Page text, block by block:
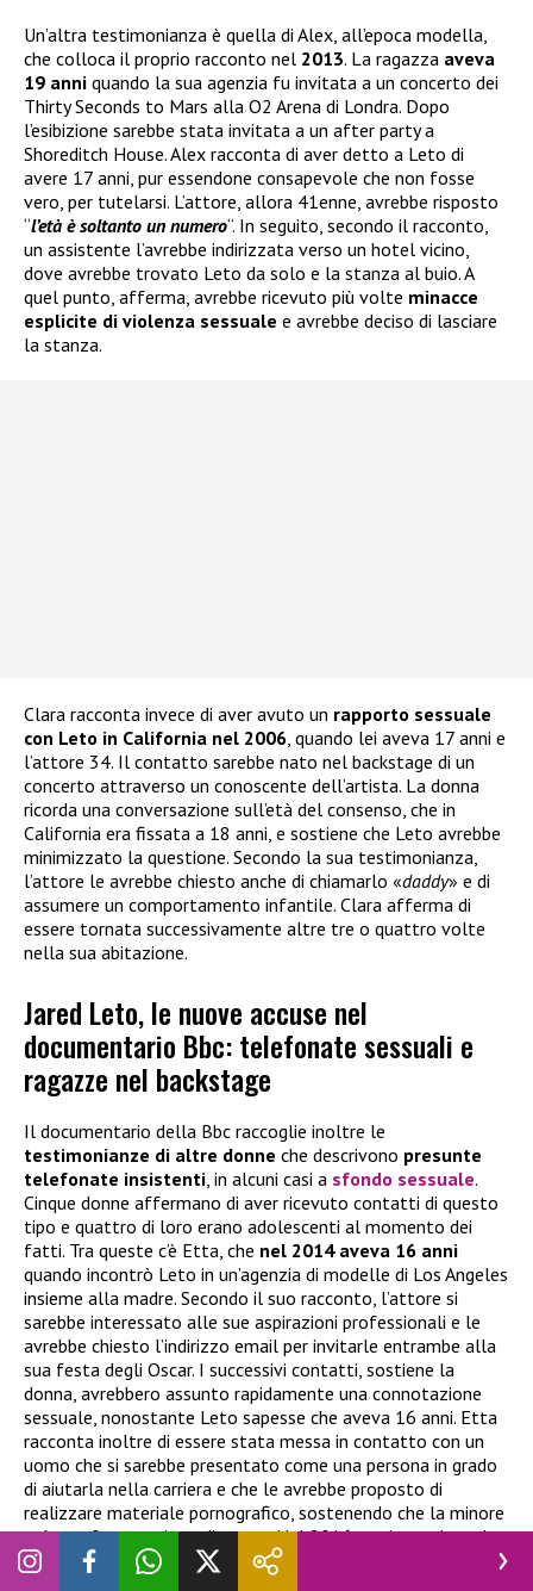
Un’altra testimonianza è quella di Alex, all’epoca modella,
che colloca il proprio racconto nel 2013. La ragazza aveva
19 anni quando la sua agenzia fu invitata a un concerto dei
Thirty Seconds to Mars alla O2 Arena di Londra. Dopo
l’esibizione sarebbe stata invitata a un after party a
Shoreditch House. Alex racconta di aver detto a Leto di
avere 17 anni, pur essendone consapevole che non fosse
vero, per tutelarsi. L’attore, allora 41enne, avrebbe risposto
“l’età è soltanto un numero“. In seguito, secondo il racconto,
un assistente l’avrebbe indirizzata verso un hotel vicino,
dove avrebbe trovato Leto da solo e la stanza al buio. A
quel punto, afferma, avrebbe ricevuto più volte minacce
esplicite di violenza sessuale e avrebbe deciso di lasciare
la stanza.
Clara racconta invece di aver avuto un rapporto sessuale
con Leto in California nel 2006 , quando lei aveva 17 anni e
l’attore 34. Il contatto sarebbe nato nel backstage di un
concerto attraverso un conoscente dell’artista. La donna
ricorda una conversazione sull’età del consenso, che in
California era fissata a 18 anni, e sostiene che Leto avrebbe
minimizzato la questione. Secondo la sua testimonianza,
l’attore le avrebbe chiesto anche di chiamarlo «daddy» e di
assumere un comportamento infantile. Clara afferma di
essere tornata successivamente altre tre o quattro volte
nella sua abitazione.
Jared Leto, le nuove accuse nel
documentario Bbc: telefonate sessuali e
ragazze nel backstage
Il documentario della Bbc raccoglie inoltre le
testimonianze di altre donne che descrivono presunte
telefonate insistenti, in alcuni casi a sfondo sessuale.
Cinque donne affermano di aver ricevuto contatti di questo
tipo e quattro di loro erano adolescenti al momento dei
fatti. Tra queste c’è Etta, che nel 2014 aveva 16 anni
quando incontrò Leto in un’agenzia di modelle di Los Angeles
insieme alla madre. Secondo il suo racconto, l’attore si
sarebbe interessato alle sue aspirazioni professionali e le
avrebbe chiesto l’indirizzo email per invitarle entrambe alla
sua festa degli Oscar. I successivi contatti, sostiene la
donna, avrebbero assunto rapidamente una connotazione
sessuale, nonostante Leto sapesse che aveva 16 anni. Etta
racconta inoltre di essere stata messa in contatto con un
uomo che si sarebbe presentato come una persona in grado
di aiutarla nella carriera e che le avrebbe proposto di
realizzare materiale pornografico, sostenendo che la minore
età non fosse un impedimento. Nel 2016, aggiunge, Leto le
avrebbe comunicato che un suo legale le avrebbe inviato un